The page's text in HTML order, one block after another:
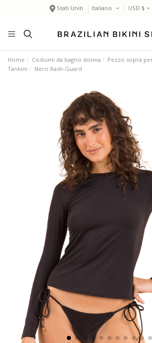
Stati Uniti Italiano USD $
Home Costumi da bagno donna
Pezzo sopra
Tankini
Nero Rash-Guard